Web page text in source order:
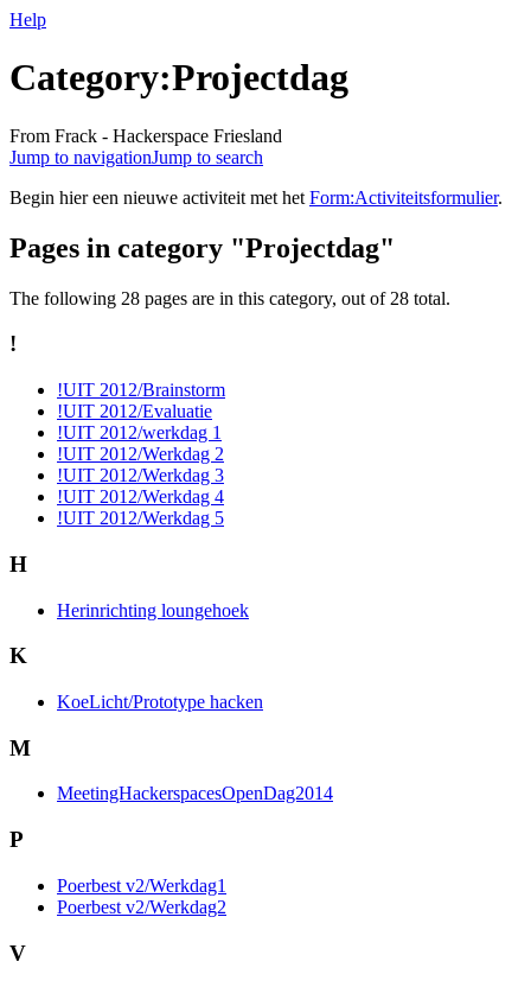
Help
Category:Projectdag
From Frack - Hackerspace Friesland
Jump to navigationJump to search
Begin hier een nieuwe activiteit met het Form:Activiteitsformulier.
Pages in category "Projectdag"
The following 28 pages are in this category, out of 28 total.
!
!UIT 2012/Brainstorm
!UIT 2012/Evaluatie
!UIT 2012/werkdag 1
!UIT 2012/Werkdag 2
!UIT 2012/Werkdag 3
!UIT 2012/Werkdag 4
!UIT 2012/Werkdag 5
H
Herinrichting loungehoek
K
KoeLicht/Prototype hacken
M
MeetingHackerspacesOpenDag2014
P
Poerbest v2/Werkdag1
Poerbest v2/Werkdag2
V